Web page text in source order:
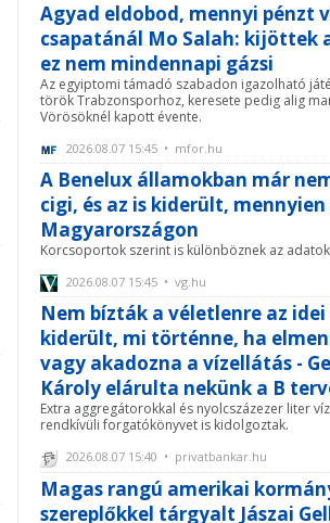
Agyad eldobod, mennyi pénzt
csapatánál Mo Salah: kijöttek
ez nem mindennapi gázsi
Az egyiptomi támadó szabadon igazolható
török Trabzonsporhoz, keresete pedig alig
Vörösöknél kapott évente.
2026.08.07 15:45 • mfor.hu
A Benelux államokban már
cigi, és az is kiderült,
Magyarországon
Korcsoportok szerint is különböznek az
2026.08.07 15:45 • vg.hu
Nem bízták a véletlenre az
kiderült, mi történne, ha
vagy akadozna a vízellátás -
Károly elárulta nekünk a B
Extra aggregátorokkal és nyolcszázezer liter
rendkívüli forgatókönyvet is kidolgoztak.
2026.08.07 15:40 • privatbankar.hu
Magas rangú amerikai
szereplőkkel tárgyalt Jászai